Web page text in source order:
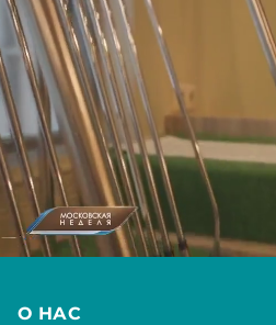
О НАС